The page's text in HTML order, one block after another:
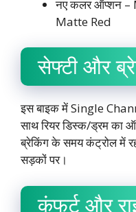
नए कलर ऑप्शन –
Matte Red
सेफ्टी और
इस बाइक में Single
साथ रियर डिस्क/ड्रम का
ब्रेकिंग के समय कंट्रोल में
सड़कों पर।
कंफर्ट और